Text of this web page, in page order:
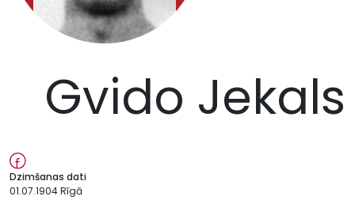
Gvido Jekals
Dzimšanas dati
01.07.1904 Rīgā